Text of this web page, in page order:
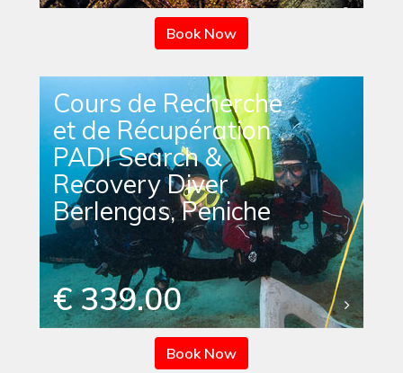
Book Now
Cours de Recherche
et de Récupération
PADI Search &
Recovery Diver
Berlengas, Peniche
€ 339.00
Book Now